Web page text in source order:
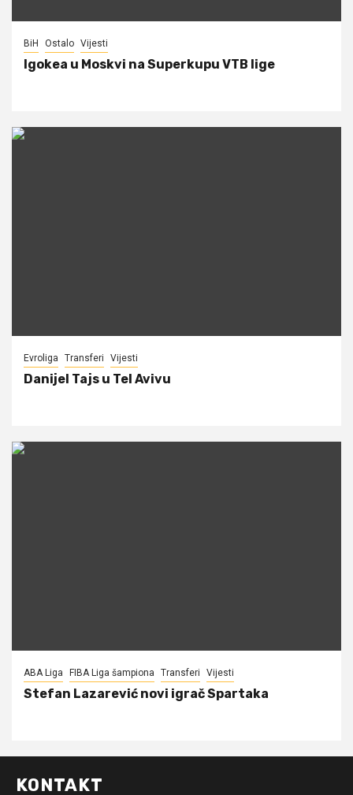
BiH Ostalo Vijesti
Igokea u Moskvi na Superkupu VTB lige
Evroliga Transferi Vijesti
Danijel Tajs u Tel Avivu
ABA Liga FIBA Liga šampiona Transferi Vijesti
Stefan Lazarević novi igrač Spartaka
KONTAKT